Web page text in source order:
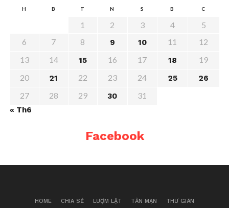
H B T N S B C
1 2 3 4
5
6
7 8 9 10 11
12
13
14 15 16 17 18
19
20
21 22 23 24 25 26
27 28 29 30 31
« Th6
Facebook
HOME CHIA SẺ LƯỢM LẶT TẢN MẠN THƯ GIÃN